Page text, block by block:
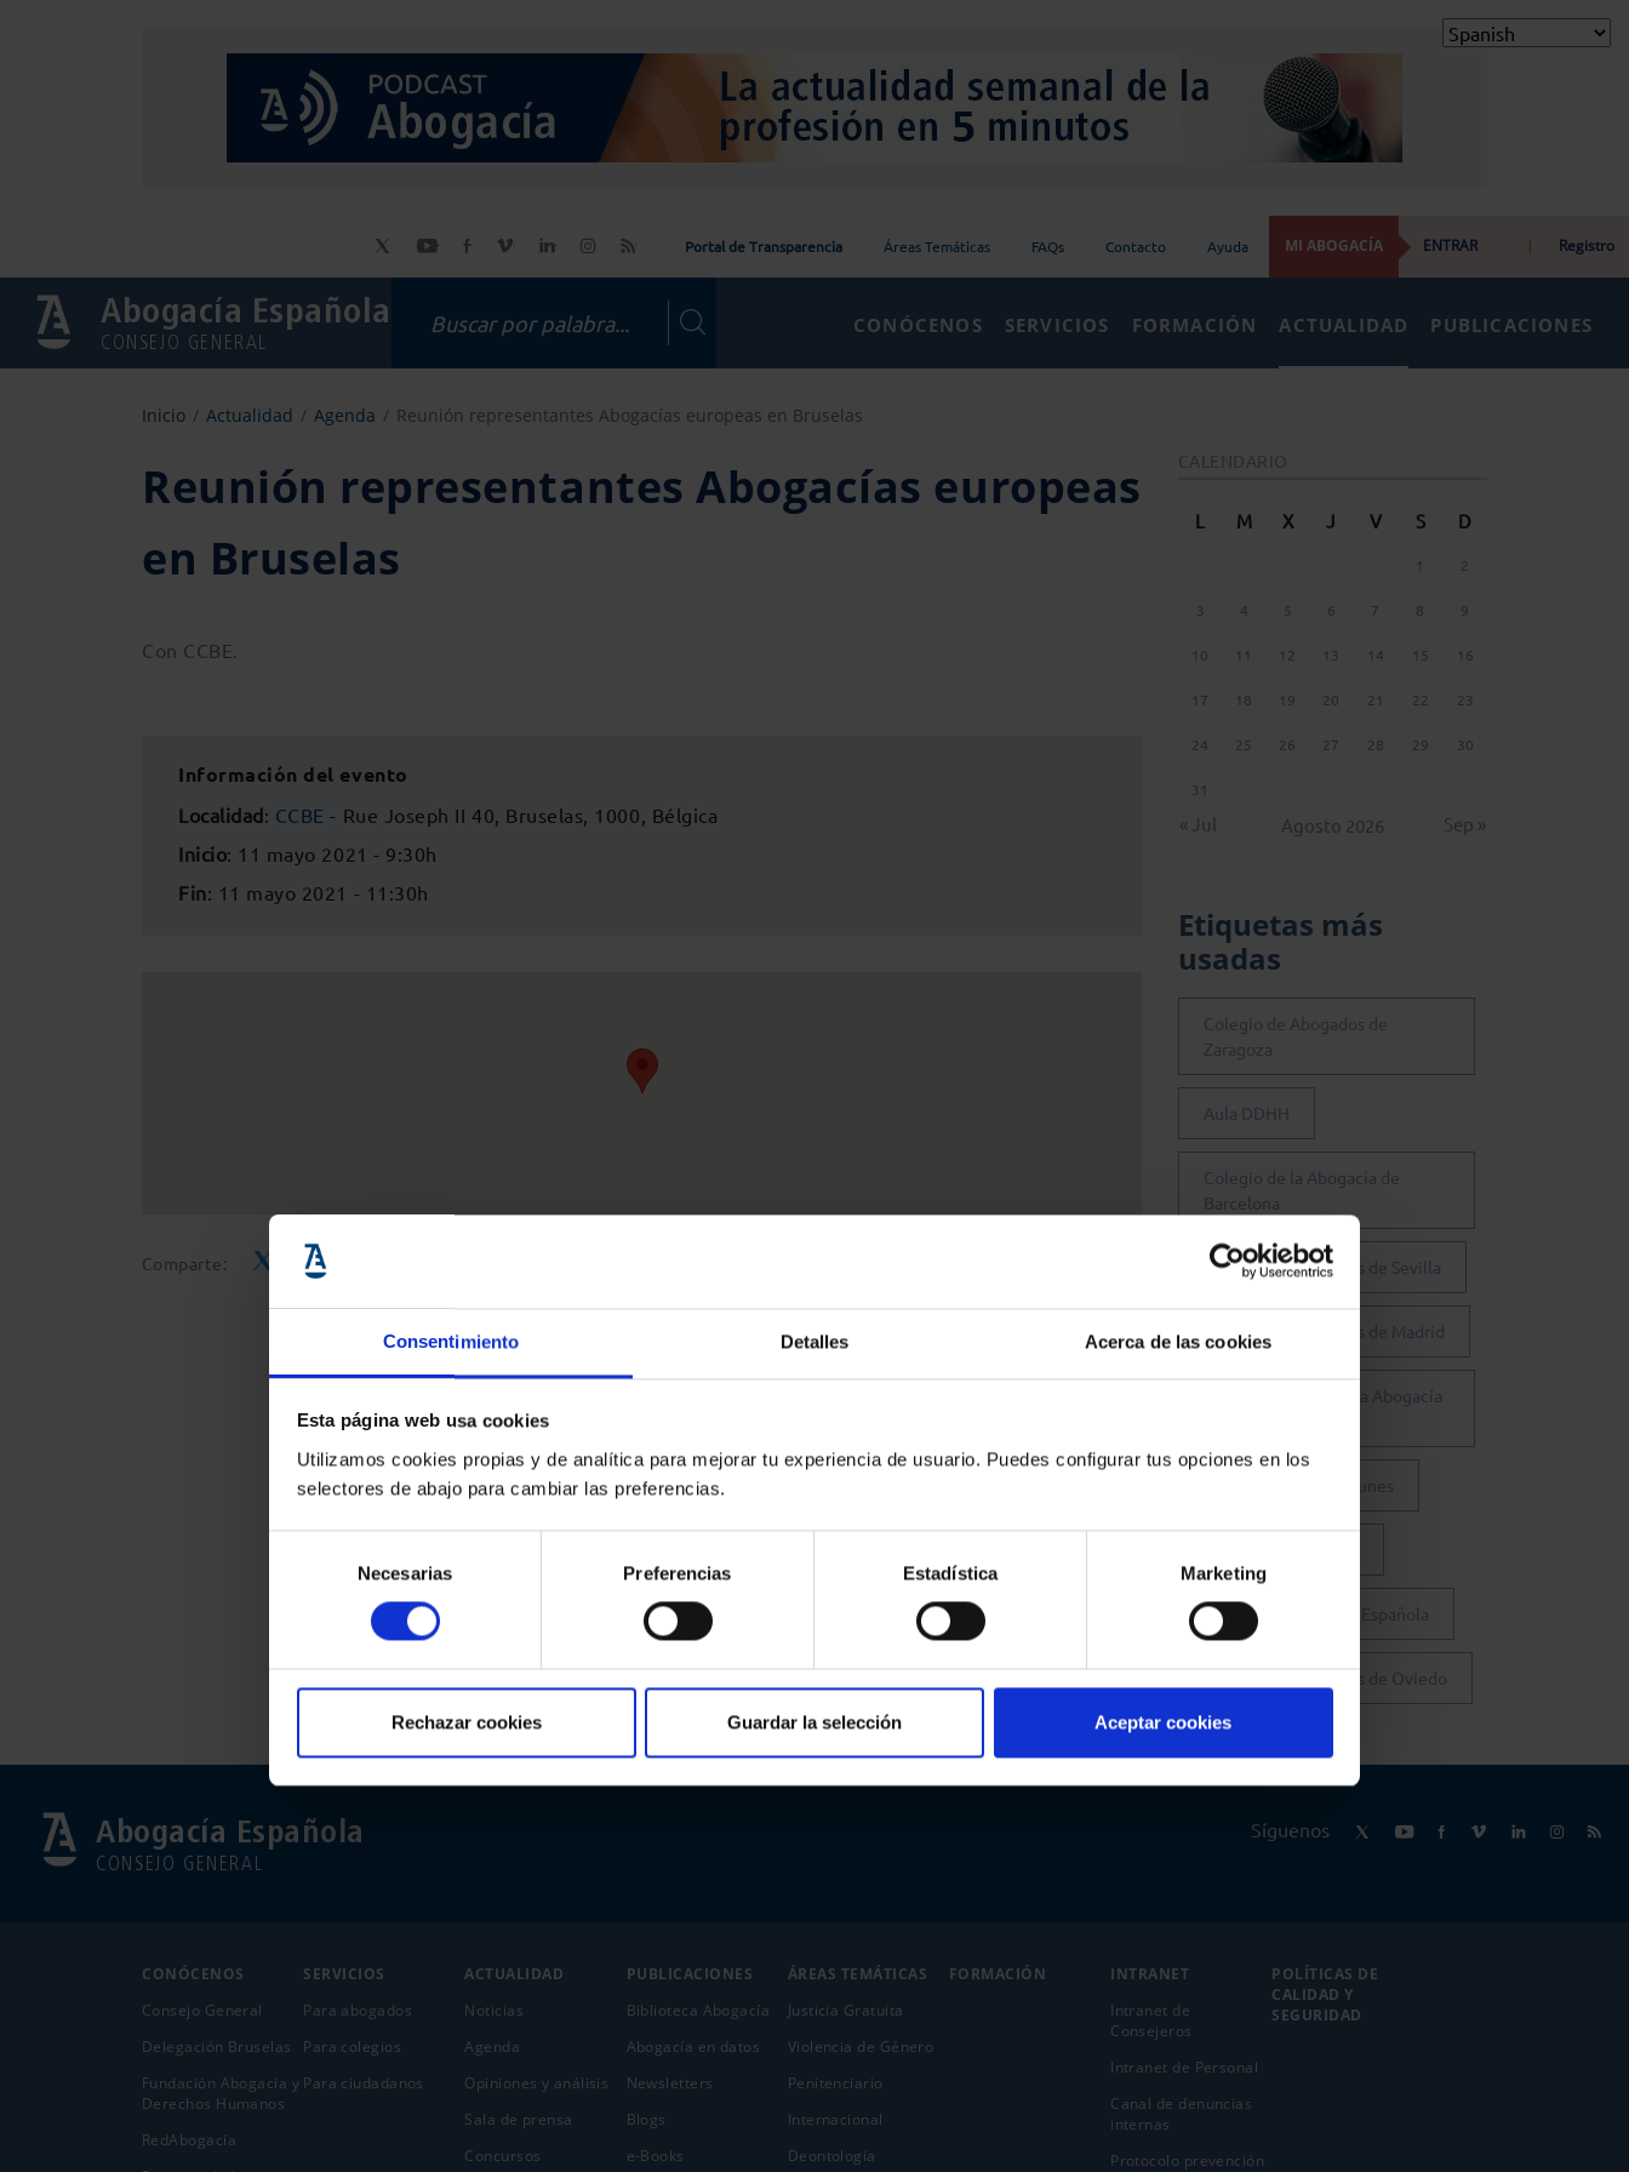
Consentimiento Detalles Acerca de las cookies
Esta página web usa cookies
Utilizamos cookies propias y de analítica para mejorar tu experiencia de usuario. Puedes configurar tus opciones en los
selectores de abajo para cambiar las preferencias.
consentimiento
Necesarias Preferencias Estadística Marketing
Rechazar cookies Guardar la selección Aceptar cookies
Portal de Transparencia Áreas Temáticas FAQs Contacto Ayuda MI ABOGACÍA ENTRAR | Registro
Abogacía Española
CONSEJO GENERAL
CONÓCENOS SERVICIOS FORMACIÓN ACTUALIDAD PUBLICACIONES
Inicio Actualidad Agenda Reunión representantes Abogacías europeas en Bruselas
Reunión representantes Abogacías europeas
en Bruselas
Con CCBE.
Información del evento
Localidad: CCBE - Rue Joseph II 40, Bruselas, 1000, Bélgica
Inicio: 11 mayo 2021 - 9:30h
Fin: 11 mayo 2021 - 11:30h
Comparte:
CALENDARIO
Agosto 2026
L M X J V S D
1 2
3 4 5 6 7 8 9
10 11 12 13 14 15 16
17 18 19 20 21 22 23
24 25 26 27 28 29 30
31
« Jul Sep »
Etiquetas más
usadas
Colegio de Abogados de
Zaragoza
Aula DDHH
Colegio de la Abogacía de
Barcelona
Colegio de Abogados de Sevilla
Colegio de Abogados de Madrid
Consejo General de la Abogacía
Conferencia de los Lunes
Fundación Abogacía Española
Colegio de Abogados de Oviedo
Abogacía Española
CONSEJO GENERAL
Síguenos
CONÓCENOS
Consejo General
Delegación Bruselas
Fundación Abogacía y
Derechos Humanos
RedAbogacía
SERVICIOS
Para abogados
Para colegios
Para ciudadanos
ACTUALIDAD
Noticias
Agenda
Opiniones y análisis
Sala de prensa
Concursos
PUBLICACIONES
Biblioteca Abogacía
Abogacía en datos
Newsletters
Blogs
e-Books
ÁREAS TEMÁTICAS
Justicia Gratuita
Violencia de Género
Penitenciario
Internacional
Deontología
FORMACIÓN
INTRANET
Intranet de
Consejeros
Intranet de Personal
Canal de denuncias
internas
Protocolo prevención
POLÍTICAS DE
CALIDAD Y
SEGURIDAD